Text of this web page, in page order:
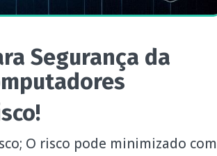
Segurança da
O risco pode minimizado com